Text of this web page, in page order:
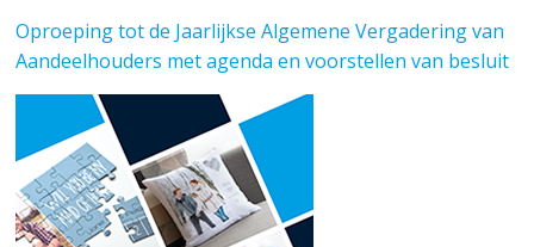
Oproeping tot de Jaarlijkse Algemene Vergadering van
Aandeelhouders met agenda en voorstellen van besluit